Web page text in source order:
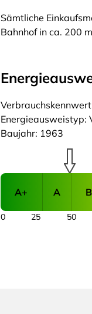
Sämtliche
Bahnhof in ca. 200
Energieausweistyp:
Baujahr: 1963
A+ A B
25 50
0